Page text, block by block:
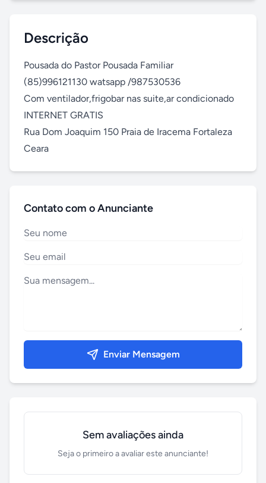
Descrição
Pousada do Pastor Pousada Familiar
(85)996121130 watsapp /987530536
Com ventilador,frigobar nas suite,ar condicionado
INTERNET GRATIS
Rua Dom Joaquim 150 Praia de Iracema Fortaleza
Ceara
Contato com o Anunciante
Enviar Mensagem
Sem avaliações ainda
Seja o primeiro a avaliar este anunciante!